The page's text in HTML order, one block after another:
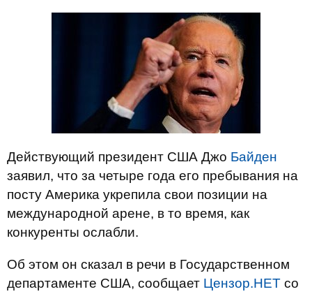
Действующий президент США Джо Байден
заявил, что за четыре года его пребывания на
посту Америка укрепила свои позиции на
международной арене, в то время, как
конкуренты ослабли.
Об этом он сказал в речи в Государственном
департаменте США, сообщает Цензор.НЕТ со